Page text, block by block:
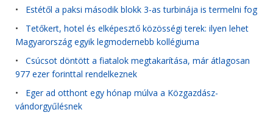
• Estétől a paksi második blokk 3-as turbinája is termelni fog
• Tetőkert, hotel és elképesztő közösségi terek: ilyen lehet
Magyarország egyik legmodernebb kollégiuma
• Csúcsot döntött a fiatalok megtakarítása, már átlagosan
977 ezer forinttal rendelkeznek
• Eger ad otthont egy hónap múlva a Közgazdász-
vándorgyűlésnek